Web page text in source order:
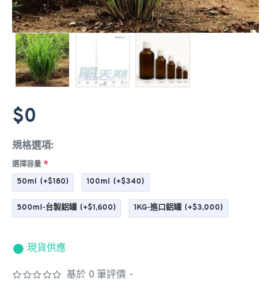
現貨供應
基於 0 筆評價 -
$0
規格選項:
選擇容量
50ml (+$180) 100ml (+$340)
500ml-台製鋁罐 (+$1,600) 1KG-進口鋁罐 (+$3,000)